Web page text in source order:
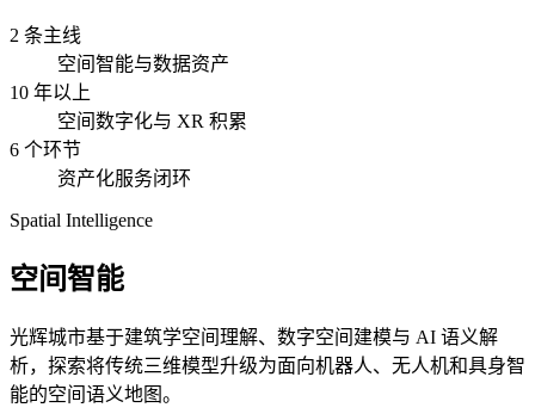
2 条主线
空间智能与数据资产
10 年以上
空间数字化与 XR 积累
6 个环节
资产化服务闭环
Spatial Intelligence
空间智能
光辉城市基于建筑学空间理解、数字空间建模与 AI 语义解
析，探索将传统三维模型升级为面向机器人、无人机和具身智
能的空间语义地图。